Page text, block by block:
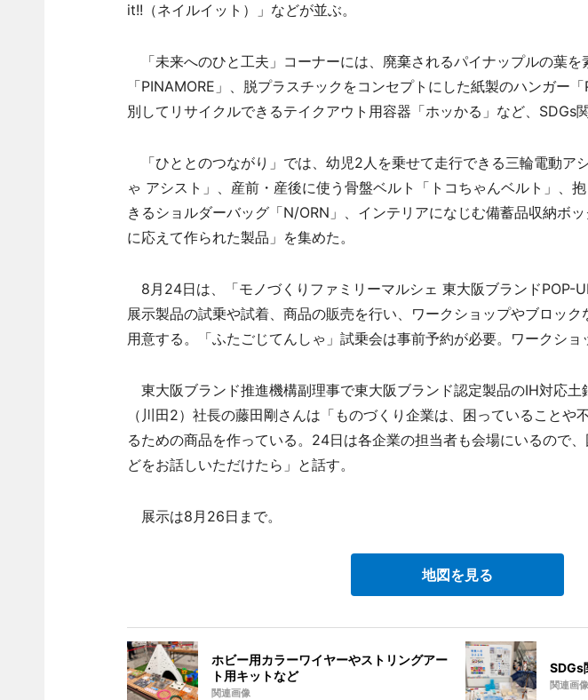
it!!（ネイルイット）」などが並ぶ。
「未来へのひと工夫」コーナーには、廃棄されるパイナップルの葉を
「PINAMORE」、脱プラスチックをコンセプトにした紙製のハンガー
別してリサイクルできるテイクアウト用容器「ホッかる」など、SDGs
「ひととのつながり」では、幼児2人を乗せて走行できる三輪電動ア
ゃ アシスト」、産前・産後に使う骨盤ベルト「トコちゃんベルト」、
きるショルダーバッグ「N/ORN」、インテリアになじむ備蓄品収納ボ
に応えて作られた製品」を集めた。
8月24日は、「モノづくりファミリーマルシェ 東大阪ブランドPOP-
展示製品の試乗や試着、商品の販売を行い、ワークショップやブロッ
用意する。「ふたごじてんしゃ」試乗会は事前予約が必要。ワークショ
東大阪ブランド推進機構副理事で東大阪ブランド認定製品のIH対応土
（川田2）社長の藤田剛さんは「ものづくり企業は、困っていることや
るための商品を作っている。24日は各企業の担当者も会場にいるので
どをお話しいただけたら」と話す。
展示は8月26日まで。
地図を見る
ホビー用カラーワイヤーやストリングアー
ト用キットなど
関連画像
SDGs
関連画像